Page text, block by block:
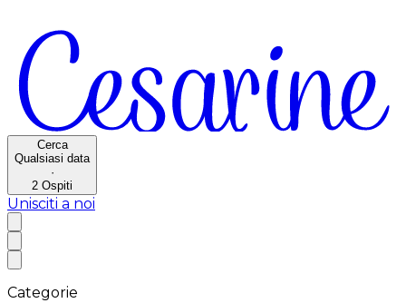
Cerca
Qualsiasi data
·
2 Ospiti
Unisciti a noi
Categorie